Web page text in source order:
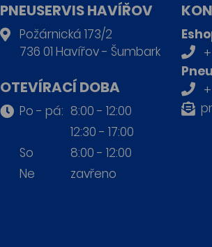
PNEUSERVIS HAVÍŘOV
Požárnická 173/2
736 01 Havířov - Šumbark
OTEVÍRACÍ DOBA
Po - pá: 8:00 - 12:00
12:30 - 17:00
So
8:00 - 12:00
Ne
zavřeno